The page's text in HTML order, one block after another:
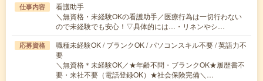
仕事内容
看護助手
＼無資格・未経験OKの看護助手／医療行為は一切行わない
ので未経験でも安心！▽具体的には…・リネンやシ…
応募資格
職種未経験OK / ブランクOK / パソコンスキル不要 / 英語力不
要
＼無資格＊未経験OK／★年齢不問・ブランクOK★履歴書不
要・来社不要（電話登録OK）★社会保険完備＼…